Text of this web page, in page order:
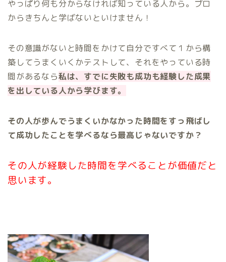
やっぱり何も分からなければ知っている人から。プロ
からきちんと学ばないといけません！
その意識がないと時間をかけて自分ですべて１から構
築してうまくいくかテストして、それをやっている時
間があるなら私は、すでに失敗も成功も経験した成果
を出している人から学びます。
その人が歩んでうまくいかなかった時間をすっ飛ばし
て成功したことを学べるなら最高じゃないですか？
その人が経験した時間を学べることが価値だと
思います。